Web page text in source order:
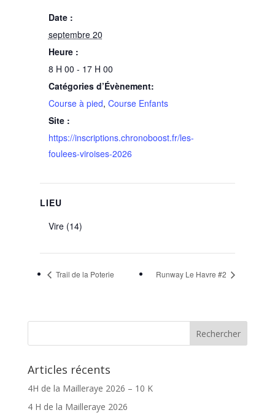
Date :
septembre 20
Heure :
8 H 00 - 17 H 00
Catégories d’Évènement:
Course à pied, Course Enfants
Site :
https://inscriptions.chronoboost.fr/les-
foulees-viroises-2026
LIEU
Vire (14)
Trail de la Poterie Runway Le Havre #2
Articles récents
4H de la Mailleraye 2026 – 10 K
4 H de la Mailleraye 2026